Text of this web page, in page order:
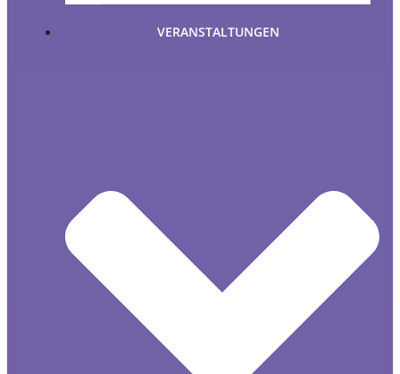
VERANSTALTUNGEN